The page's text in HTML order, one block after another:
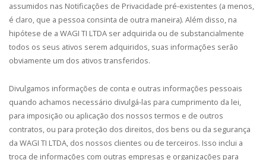
assumidos nas Notificações de Privacidade pré-existentes (a menos,
é claro, que a pessoa consinta de outra maneira). Além disso, na
hipótese de a WAGI TI LTDA ser adquirida ou de substancialmente
todos os seus ativos serem adquiridos, suas informações serão
obviamente um dos ativos transferidos.
Divulgamos informações de conta e outras informações pessoais
quando achamos necessário divulgá-las para cumprimento da lei,
para imposição ou aplicação dos nossos termos e de outros
contratos, ou para proteção dos direitos, dos bens ou da segurança
da WAGI TI LTDA, dos nossos clientes ou de terceiros. Isso inclui a
troca de informações com outras empresas e organizações para